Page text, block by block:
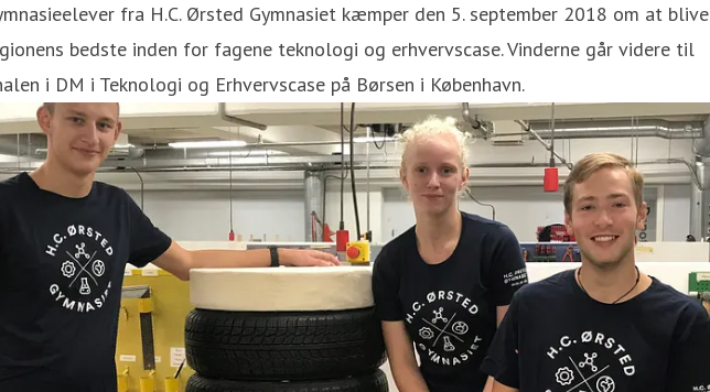
Cecilie Lindegård
Presseansvarlig lcl@tec.dk +4525453457
fra H.C. Ørsted Gymnasiet kæmper den 5. september 2018 om at blive
bedste inden for fagene teknologi og erhvervscase. Vinderne går videre til
i DM i Teknologi og Erhvervscase på Børsen i København.